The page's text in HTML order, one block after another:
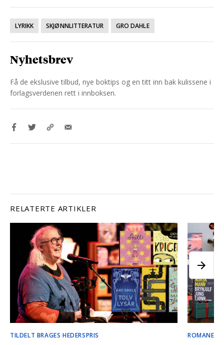
LYRIKK SKJØNNLITTERATUR GRO DAHLE
Nyhetsbrev
Få de ekslusive tilbud, nye boktips og en titt inn bak kulissene i
forlagsverdenen rett i innboksen.
RELATERTE ARTIKLER
TILDELT BRAGES HEDERSPRIS ROMANER,